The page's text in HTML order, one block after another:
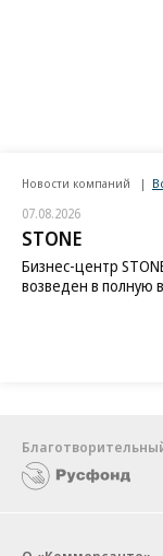
Новости компаний
07.08.2026
STONE
Бизнес-центр
возведен в полную